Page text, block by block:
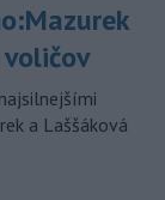
a Laššáková